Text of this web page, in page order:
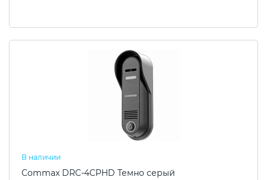
В наличии
Commax DRC-4CPHD Темно серый